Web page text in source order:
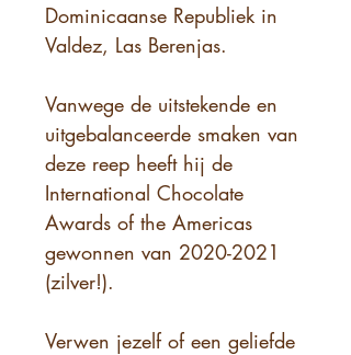
Dominicaanse Republiek in
Valdez, Las Berenjas.
Vanwege de uitstekende en
uitgebalanceerde smaken van
deze reep heeft hij de
International Chocolate
Awards of the Americas
gewonnen van 2020-2021
(zilver!).
Verwen jezelf of een geliefde